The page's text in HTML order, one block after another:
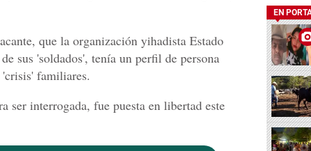
que la organización yihadista Estado
sus 'soldados', tenía un perfil de persona
familiares.
ser interrogada, fue puesta en libertad este
EN